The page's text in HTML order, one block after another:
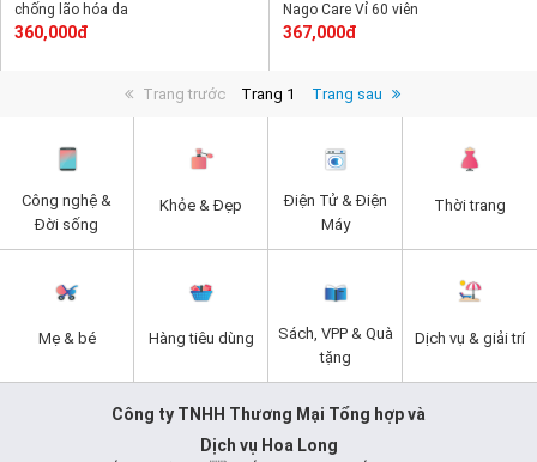
chống lão hóa da
360,000đ
Nago Care Vỉ 60 viên
367,000đ
Trang trước Trang 1 Trang sau
Công nghệ &
Đời sống
Khỏe & Đẹp
Điện Tử & Điện
Máy
Thời trang
Mẹ & bé Hàng tiêu dùng
Sách, VPP & Quà
tặng
Dịch vụ & giải trí
Công ty TNHH Thương Mại Tổng hợp và
Dịch vụ Hoa Long